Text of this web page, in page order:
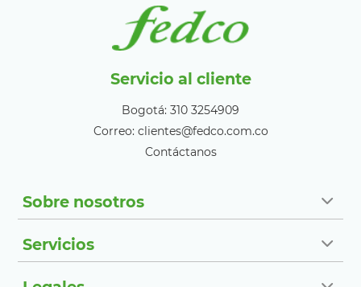
Servicio al cliente
Bogotá: 310 3254909
Correo: clientes@fedco.com.co
Contáctanos
Sobre nosotros
Servicios